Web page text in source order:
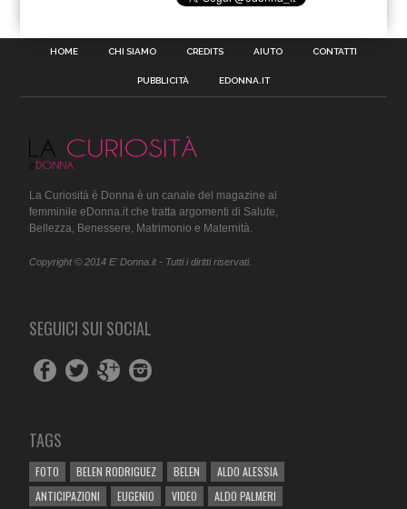
HOME CHI SIAMO CREDITS AIUTO CONTATTI
PUBBLICITÀ EDONNA.IT
La Curiosità è Donna è un canale del magazine al
femminile eDonna.it che tratta argomenti di Salute,
Bellezza, Benessere, Matrimonio e Maternità.
Copyright © 2014 E' Donna.it - Tutti i diritti riservati.
SEGUICI SUI SOCIAL
TAGS
FOTO BELEN RODRIGUEZ BELEN
ALDO ALESSIA
ANTICIPAZIONI
EUGENIO VIDEO ALDO PALMERI